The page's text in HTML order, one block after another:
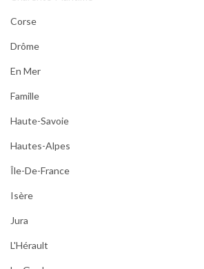
Corse
Drôme
En Mer
Famille
Haute-Savoie
Hautes-Alpes
Île-De-France
Isère
Jura
L'Hérault